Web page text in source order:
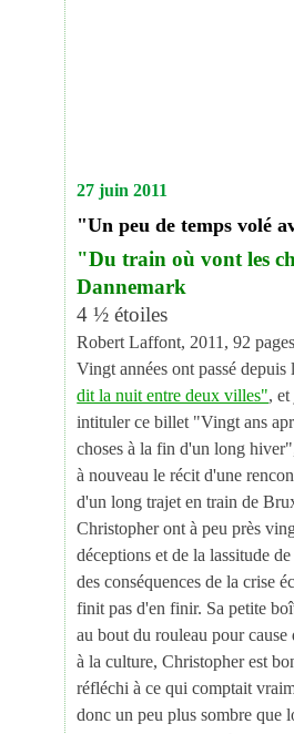
27 juin 2011
"Un peu de temps volé
"Du train où vont les
Dannemark
4 ½ étoiles
Robert Laffont, 2011, 92
Vingt années ont passé
dit la nuit entre deux villes",
intituler ce billet "Vingt ans
choses à la fin d'un long
à nouveau le récit d'une
d'un long trajet en train de
Christopher ont à peu près
déceptions et de la lassitude
des conséquences de la crise
finit pas d'en finir. Sa petite
au bout du rouleau pour
à la culture, Christopher est
réfléchi à ce qui comptait
donc un peu plus sombre que